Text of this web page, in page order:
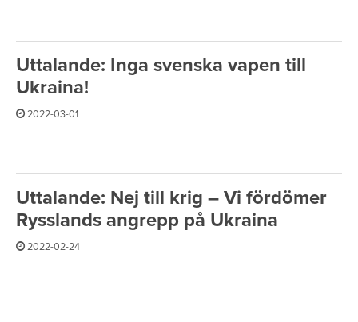
Uttalande: Inga svenska vapen till
Ukraina!
2022-03-01
Uttalande: Nej till krig – Vi fördömer
Rysslands angrepp på Ukraina
2022-02-24